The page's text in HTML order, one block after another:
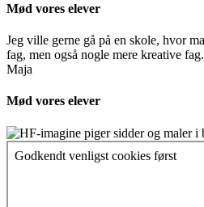
Mød vores elever
Jeg ville gerne gå på en skole, hvor
fag, men også nogle mere kreative fag.
Maja
Mød vores elever